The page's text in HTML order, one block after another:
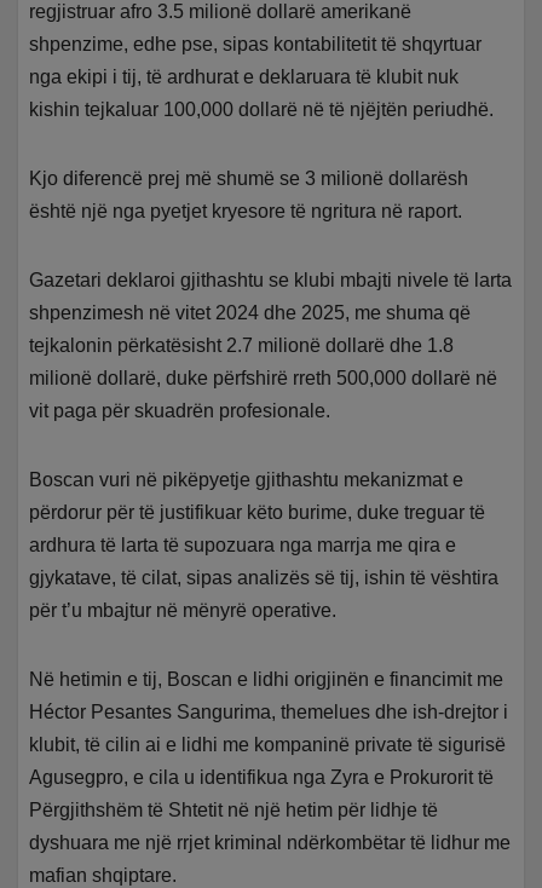
regjistruar afro 3.5 milionë dollarë amerikanë
shpenzime, edhe pse, sipas kontabilitetit të shqyrtuar
nga ekipi i tij, të ardhurat e deklaruara të klubit nuk
kishin tejkaluar 100,000 dollarë në të njëjtën periudhë.
Kjo diferencë prej më shumë se 3 milionë dollarësh
është një nga pyetjet kryesore të ngritura në raport.
Gazetari deklaroi gjithashtu se klubi mbajti nivele të larta
shpenzimesh në vitet 2024 dhe 2025, me shuma që
tejkalonin përkatësisht 2.7 milionë dollarë dhe 1.8
milionë dollarë, duke përfshirë rreth 500,000 dollarë në
vit paga për skuadrën profesionale.
Boscan vuri në pikëpyetje gjithashtu mekanizmat e
përdorur për të justifikuar këto burime, duke treguar të
ardhura të larta të supozuara nga marrja me qira e
gjykatave, të cilat, sipas analizës së tij, ishin të vështira
për t’u mbajtur në mënyrë operative.
Në hetimin e tij, Boscan e lidhi origjinën e financimit me
Héctor Pesantes Sangurima, themelues dhe ish-drejtor i
klubit, të cilin ai e lidhi me kompaninë private të sigurisë
Agusegpro, e cila u identifikua nga Zyra e Prokurorit të
Përgjithshëm të Shtetit në një hetim për lidhje të
dyshuara me një rrjet kriminal ndërkombëtar të lidhur me
mafian shqiptare.